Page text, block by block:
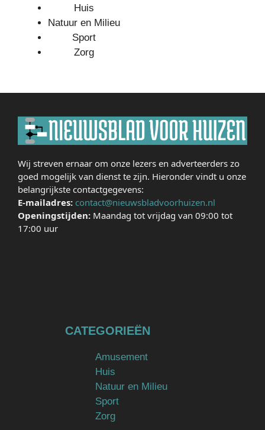
Huis
Natuur en Milieu
Sport
Zorg
Wij streven ernaar om onze lezers en adverteerders zo
goed mogelijk van dienst te zijn. Hieronder vindt u onze
belangrijkste contactgegevens:
E-mailadres: contact@nieuwsbladvoorhuizen.nl
Openingstijden: Maandag tot vrijdag van 09:00 tot
17:00 uur
CATEGORIEËN
Amusement
Huis
Natuur en Milieu
Sport
Zorg